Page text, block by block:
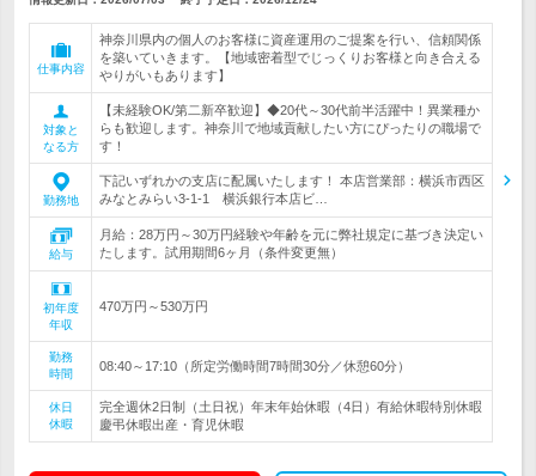
仕事内容
神奈川県内の個人のお客様に資産運用のご提案を行い、信頼関係
を築いていきます。【地域密着型でじっくりお客様と向き合える
やりがいもあります】
対象と
なる方
【未経験OK/第二新卒歓迎】◆20代～30代前半活躍中！異業種か
らも歓迎します。神奈川で地域貢献したい方にぴったりの職場で
す！
勤務地
下記いずれかの支店に配属いたします！ 本店営業部：横浜市西区
みなとみらい3-1-1 横浜銀行本店ビ…
給与
月給：28万円～30万円経験や年齢を元に弊社規定に基づき決定い
たします。試用期間6ヶ月（条件変更無）
初年度
年収
470万円～530万円
勤務
時間
08:40～17:10（所定労働時間7時間30分／休憩60分）
休日
休暇
完全週休2日制（土日祝）年末年始休暇（4日）有給休暇特別休暇
慶弔休暇出産・育児休暇